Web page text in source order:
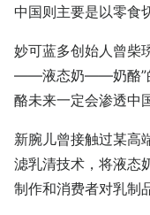
中国则主要是以零食
妙可蓝多创始人曾柴
——液态奶——奶酪”
酪未来一定会渗透中
新腕儿曾接触过某高
滤乳清技术，将液态
制作和消费者对乳制